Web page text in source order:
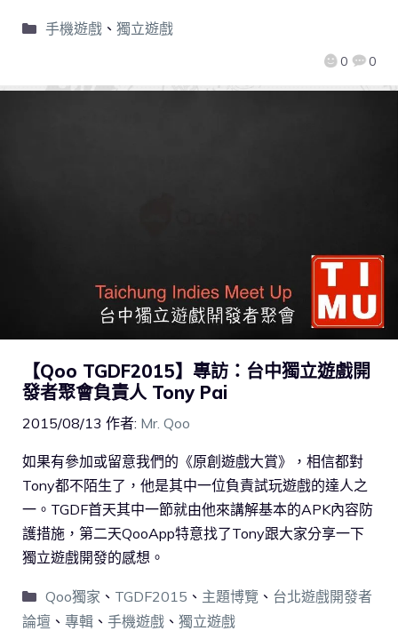
0 0
手機遊戲、 獨立遊戲
【Qoo TGDF2015】專訪：台中獨立遊戲開
發者聚會負責人 Tony Pai
2015/08/13 作者: Mr. Qoo
如果有參加或留意我們的《原創遊戲大賞》，相信都對
Tony都不陌生了，他是其中一位負責試玩遊戲的達人之
一。TGDF首天其中一節就由他來講解基本的APK內容防
護措施，第二天QooApp特意找了Tony跟大家分享一下
獨立遊戲開發的感想。
Qoo獨家 、 TGDF2015 、 主題博覽 、 台北遊戲開發者
論壇 、 專輯 、 手機遊戲 、 獨立遊戲